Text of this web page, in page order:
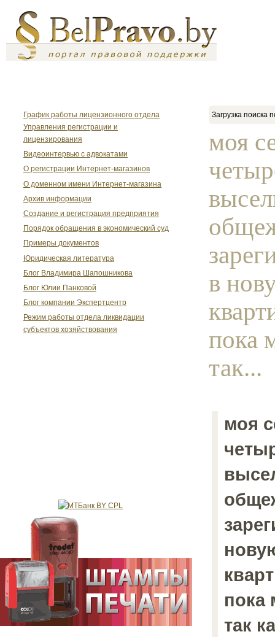
График работы лицензионного отдела
Управления регистрации и
лицензирования
Видеоинтервью с адвокатами
О регистрации Интернет-магазинов
О доменном имени Интернет-магазина
Архив информации
Создание и регистрация предприятия
Порядок обращения в экономический суд
Примеры документов
Юридическая литература
Блог Владимира Шапошникова
Блог Юлии Панковой
Блог компании Экспертцентр
Режим работы отдела ликвидации
субъектов хозяйствования
Загрузка поиска
моя
в
пока
так...
моя
пока
так